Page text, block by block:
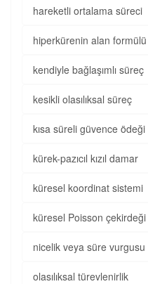
hareketli ortalama süreci
hiperkürenin alan formülü
kendiyle bağlaşımlı süreç
kesikli olasılıksal süreç
kısa süreli güvence ödeği
kürek-pazıcıl kızıl damar
küresel koordinat sistemi
küresel Poisson çekirdeği
nicelik veya süre vurgusu
olasılıksal türevlenirlik